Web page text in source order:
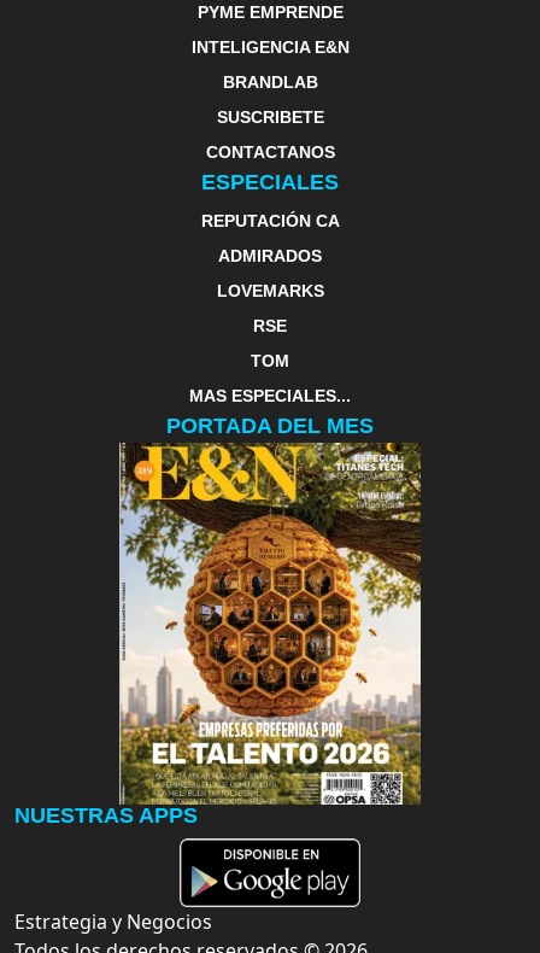
PYME EMPRENDE
INTELIGENCIA E&N
BRANDLAB
SUSCRIBETE
CONTACTANOS
ESPECIALES
REPUTACIÓN CA
ADMIRADOS
LOVEMARKS
RSE
TOM
MAS ESPECIALES...
PORTADA DEL MES
NUESTRAS APPS
Estrategia y Negocios